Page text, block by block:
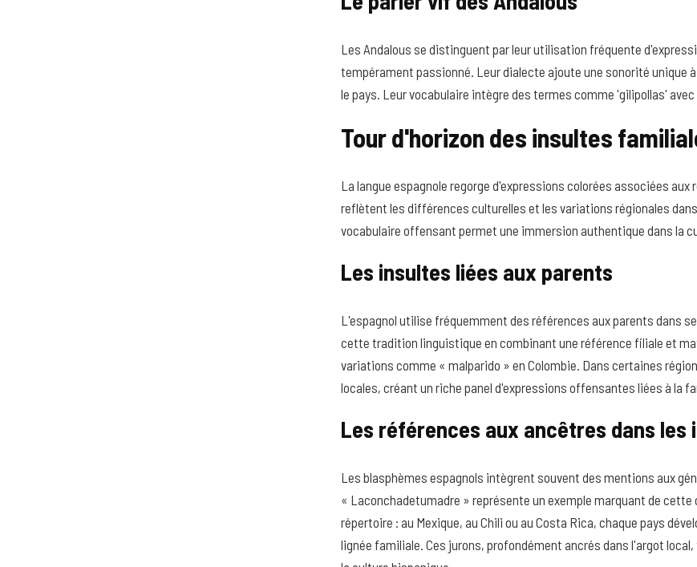
Les Andalous se distinguent par leur utilisation fréquente
tempérament passionné. Leur dialecte ajoute une sonorité unique
le pays. Leur vocabulaire intègre des termes comme 'gilipollas'
Tour d'horizon des insultes
La langue espagnole regorge d'expressions colorées associées
reflètent les différences culturelles et les variations régionales
vocabulaire offensant permet une immersion authentique dans la
Les insultes liées aux parents
L'espagnol utilise fréquemment des références aux parents dans
cette tradition linguistique en combinant une référence filiale et
variations comme « malparido » en Colombie. Dans certaines
locales, créant un riche panel d'expressions offensantes liées à la
Les références aux ancêtres dans les
Les blasphèmes espagnols intègrent souvent des mentions aux
« Laconchadetumadre » représente un exemple marquant de
répertoire : au Mexique, au Chili ou au Costa Rica, chaque pays
lignée familiale. Ces jurons, profondément ancrés dans l'argot